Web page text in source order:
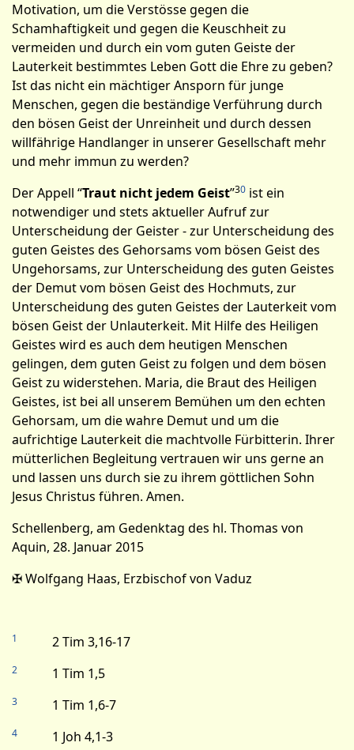
Motivation, um die Verstösse gegen die
Schamhaftigkeit und gegen die Keuschheit zu
vermeiden und durch ein vom guten Geiste der
Lauterkeit bestimmtes Leben Gott die Ehre zu geben?
Ist das nicht ein mächtiger Ansporn für junge
Menschen, gegen die beständige Verführung durch
den bösen Geist der Unreinheit und durch dessen
willfährige Handlanger in unserer Gesellschaft mehr
und mehr immun zu werden?
Der Appell “Traut nicht jedem Geist”30 ist ein
notwendiger und stets aktueller Aufruf zur
Unterscheidung der Geister - zur Unterscheidung des
guten Geistes des Gehorsams vom bösen Geist des
Ungehorsams, zur Unterscheidung des guten Geistes
der Demut vom bösen Geist des Hochmuts, zur
Unterscheidung des guten Geistes der Lauterkeit vom
bösen Geist der Unlauterkeit. Mit Hilfe des Heiligen
Geistes wird es auch dem heutigen Menschen
gelingen, dem guten Geist zu folgen und dem bösen
Geist zu widerstehen. Maria, die Braut des Heiligen
Geistes, ist bei all unserem Bemühen um den echten
Gehorsam, um die wahre Demut und um die
aufrichtige Lauterkeit die machtvolle Fürbitterin. Ihrer
mütterlichen Begleitung vertrauen wir uns gerne an
und lassen uns durch sie zu ihrem göttlichen Sohn
Jesus Christus führen. Amen.
Schellenberg, am Gedenktag des hl. Thomas von
Aquin, 28. Januar 2015
✠ Wolfgang Haas, Erzbischof von Vaduz
1 2 Tim 3,16-17
2 1 Tim 1,5
3 1 Tim 1,6-7
4 1 Joh 4,1-3